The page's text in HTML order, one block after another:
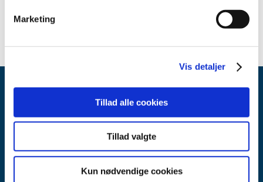
Marketing
Vis detaljer
Tillad alle cookies
Tillad valgte
Kun nødvendige cookies
Lægemiddelstyrelsen
Axel Heides Gade 1